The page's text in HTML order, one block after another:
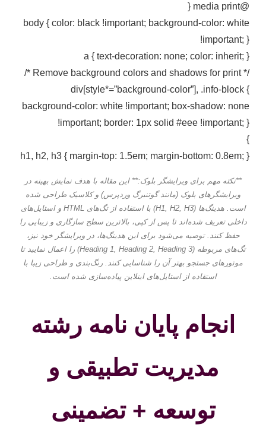
@media print {
body { color: black !important; background-color: white
!important; }
a { text-decoration: none; color: inherit; }
/* Remove background colors and shadows for print */
div[style*=”background-color”], .info-block {
background-color: white !important; box-shadow: none
!important; border: 1px solid #eee !important; }
}
h1, h2, h3 { margin-top: 1.5em; margin-bottom: 0.8em; }
**نکته مهم برای ویرایشگر بلوک:** این مقاله با هدف نمایش بهینه در
ویرایشگرهای بلوک (مانند گوتنبرگ وردپرس) و کلاسیک طراحی شده
است. هدینگ‌ها (H1, H2, H3) با استفاده از تگ‌های HTML و استایل‌های
داخلی تعریف شده‌اند تا پس از کپی، بالاترین سطح سازگاری و زیبایی را
حفظ کنند. توصیه می‌شود برای این هدینگ‌ها، در ویرایشگر خود نیز،
تگ‌های مربوطه (Heading 1, Heading 2, Heading 3) را اعمال نمایید تا
موتورهای جستجو بهتر آن را شناسایی کنند. رنگ‌بندی و طراحی زیبا با
استفاده از استایل‌های اینلاین پیاده‌سازی شده است.
انجام پایان نامه رشته
مدیریت تطبیقی و
توسعه + تضمینی